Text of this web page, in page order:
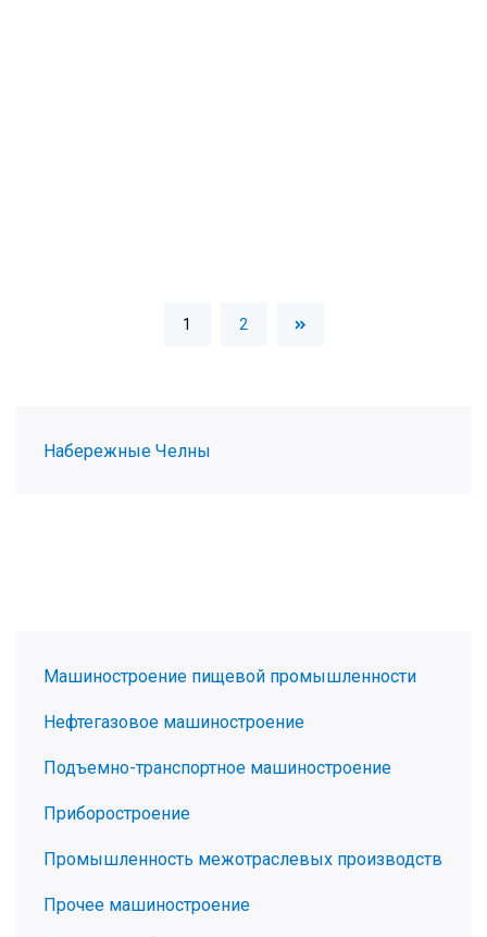
1 2
Набережные Челны
Машиностроение пищевой промышленности
Нефтегазовое машиностроение
Подъемно-транспортное машиностроение
Приборостроение
Промышленность межотраслевых производств
Прочее машиностроение